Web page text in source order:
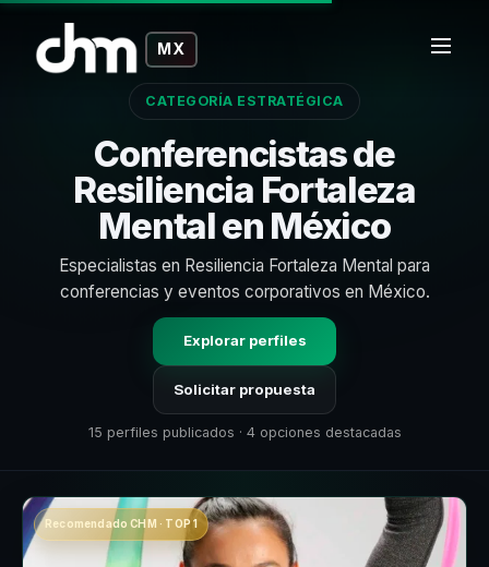
MX
CATEGORÍA ESTRATÉGICA
Conferencistas de
Resiliencia Fortaleza
Mental en México
Especialistas en Resiliencia Fortaleza Mental para
conferencias y eventos corporativos en México.
Explorar perfiles
Solicitar propuesta
15 perfiles publicados · 4 opciones destacadas
Recomendado CHM · TOP 1